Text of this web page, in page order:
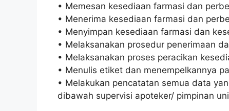
• Memesan kesediaan farmasi dan
• Menerima kesediaan farmasi dan
• Menyimpan kesediaan farmasi dan
• Melaksanakan prosedur penerimaan
• Melaksanakan proses peracikan
• Menulis etiket dan menempelkannya
• Melakukan pencatatan semua data
dibawah supervisi apoteker/ pimpinan